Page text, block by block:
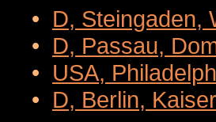
• D, Steingaden,
• D, Passau,
• USA,
• D, Berlin,